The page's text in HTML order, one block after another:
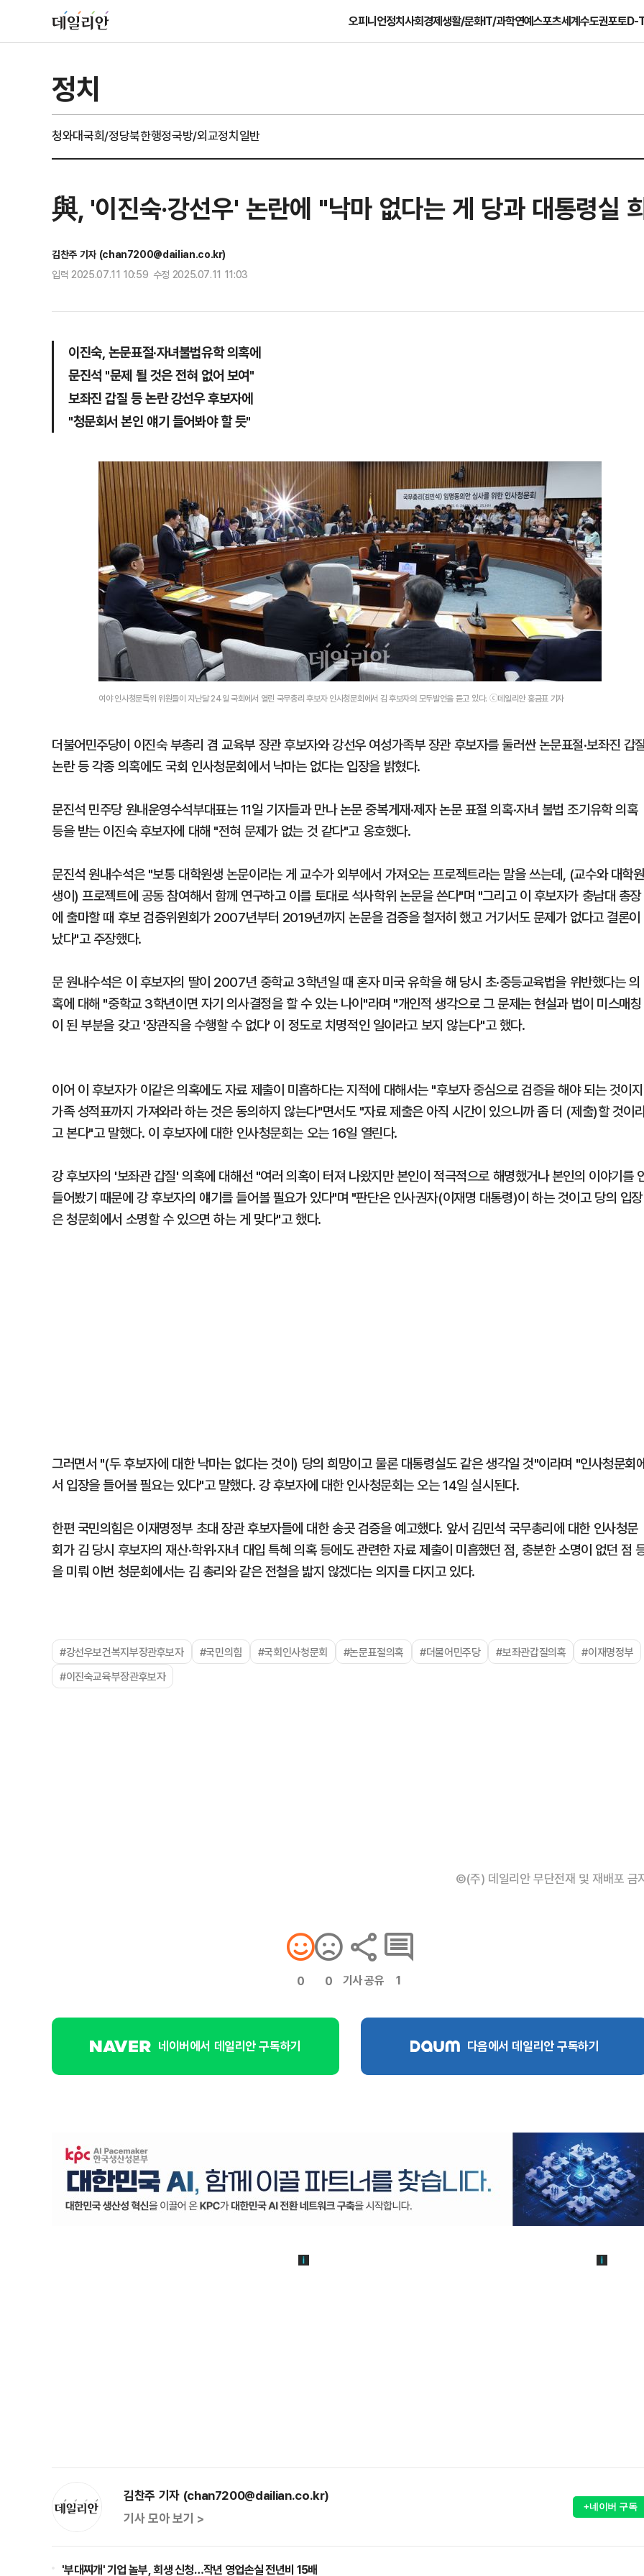
오피니언정치사회경제생활/문화IT/과학연예스포츠세계수도권포토D-
정치
청와대국회/정당북한행정국방/외교정치일반
與, '이진숙·강선우' 논란에 "낙마 없다는 게 당과 대통령실
김찬주 기자 (chan7200@dailian.co.kr)
입력 2025.07.11 10:59 수정 2025.07.11 11:03
이진숙, 논문표절·자녀불법유학 의혹에
문진석 "문제 될 것은 전혀 없어 보여"
보좌진 갑질 등 논란 강선우 후보자에
"청문회서 본인 얘기 들어봐야 할 듯"
여야 인사청문특위 위원들이 지난달 24일 국회에서 열린 국무총리 후보자 인사청문회에서 김 후보자의 모두발언을 듣고 있다. ⓒ데일리안 홍금표 기자
더불어민주당이 이진숙 부총리 겸 교육부 장관 후보자와 강선우 여성가족부 장관 후보자를 둘러싼 논문표절·보좌진 갑
논란 등 각종 의혹에도 국회 인사청문회에서 낙마는 없다는 입장을 밝혔다.
문진석 민주당 원내운영수석부대표는 11일 기자들과 만나 논문 중복게재·제자 논문 표절 의혹·자녀 불법 조기유학 의혹
등을 받는 이진숙 후보자에 대해 "전혀 문제가 없는 것 같다"고 옹호했다.
문진석 원내수석은 "보통 대학원생 논문이라는 게 교수가 외부에서 가져오는 프로젝트라는 말을 쓰는데, (교수와 대학원
생이) 프로젝트에 공동 참여해서 함께 연구하고 이를 토대로 석사학위 논문을 쓴다"며 "그리고 이 후보자가 충남대 총장
에 출마할 때 후보 검증위원회가 2007년부터 2019년까지 논문을 검증을 철저히 했고 거기서도 문제가 없다고 결론이
났다"고 주장했다.
문 원내수석은 이 후보자의 딸이 2007년 중학교 3학년일 때 혼자 미국 유학을 해 당시 초·중등교육법을 위반했다는 의
혹에 대해 "중학교 3학년이면 자기 의사결정을 할 수 있는 나이"라며 "개인적 생각으로 그 문제는 현실과 법이 미스매칭
이 된 부분을 갖고 '장관직을 수행할 수 없다' 이 정도로 치명적인 일이라고 보지 않는다"고 했다.
이어 이 후보자가 이같은 의혹에도 자료 제출이 미흡하다는 지적에 대해서는 "후보자 중심으로 검증을 해야 되는 것이지
가족 성적표까지 가져와라 하는 것은 동의하지 않는다"면서도 "자료 제출은 아직 시간이 있으니까 좀 더 (제출)할 것이
고 본다"고 말했다. 이 후보자에 대한 인사청문회는 오는 16일 열린다.
강 후보자의 '보좌관 갑질' 의혹에 대해선 "여러 의혹이 터져 나왔지만 본인이 적극적으로 해명했거나 본인의 이야기를
들어봤기 때문에 강 후보자의 얘기를 들어볼 필요가 있다"며 "판단은 인사권자(이재명 대통령)이 하는 것이고 당의 입장
은 청문회에서 소명할 수 있으면 하는 게 맞다"고 했다.
그러면서 "(두 후보자에 대한 낙마는 없다는 것이) 당의 희망이고 물론 대통령실도 같은 생각일 것"이라며 "인사청문회
서 입장을 들어볼 필요는 있다"고 말했다. 강 후보자에 대한 인사청문회는 오는 14일 실시된다.
한편 국민의힘은 이재명정부 초대 장관 후보자들에 대한 송곳 검증을 예고했다. 앞서 김민석 국무총리에 대한 인사청문
회가 김 당시 후보자의 재산·학위·자녀 대입 특혜 의혹 등에도 관련한 자료 제출이 미흡했던 점, 충분한 소명이 없던 점
을 미뤄 이번 청문회에서는 김 총리와 같은 전철을 밟지 않겠다는 의지를 다지고 있다.
#강선우보건복지부장관후보자 #국민의힘 #국회인사청문회 #논문표절의혹 #더불어민주당 #보좌관갑질의혹
#이재명정부
#이진숙교육부장관후보자
©(주) 데일리안 무단전재 및 재배포 금
0 0 기사 공유 1
네이버에서 데일리안 구독하기 다음에서 데일리안 구독하기
김찬주 기자 (chan7200@dailian.co.kr)
기사 모아 보기 >
+네이버 구독
'부대찌개' 기업 놀부, 회생 신청…작년 영업손실 전년비 15배
2
[데일리안 오늘뉴스 종합] 축
인 심판에 성접대 의혹, 李대
지율 하락 의식했나, 삼전닉스
물, SK하이닉스 프리마켓 시
점화, 김민석 "과반 승리 가
3
오세훈 '여론조사비 대납' 1심
된 '민주당 돈봉투 의혹'…왜?
4
李대통령, 20대 지지율 하락
나…"청년 보편적 지원 문턱
5
'압수수색·성접대 의혹' 송두
대한민국 축구판